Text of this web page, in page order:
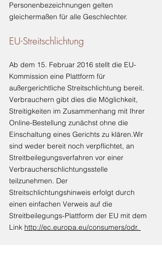
Personenbezeichnungen gelten
gleichermaßen für alle Geschlechter.
EU-Streitschlichtung
Ab dem 15. Februar 2016 stellt die EU-
Kommission eine Plattform für
außergerichtliche Streitschlichtung bereit.
Verbrauchern gibt dies die Möglichkeit,
Streitigkeiten im Zusammenhang mit Ihrer
Online-Bestellung zunächst ohne die
Einschaltung eines Gerichts zu klären.Wir
sind weder bereit noch verpflichtet, an
Streitbeilegungsverfahren vor einer
Verbraucherschlichtungsstelle
teilzunehmen. Der
Streitschlichtungshinweis erfolgt durch
einen einfachen Verweis auf die
Streitbeilegungs-Plattform der EU mit dem
Link http://ec.europa.eu/consumers/odr.